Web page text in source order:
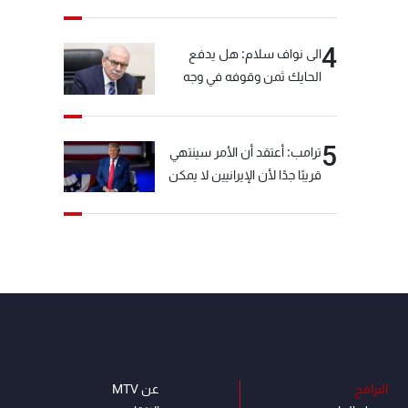
4الى نواف سلام: هل يدفع
الحايك ثمن وقوفه في وجه
5ترامب: أعتقد أن الأمر سينتهي
قريبًا جدًا لأن الإيرانيين لا يمكن
البرامج
عن MTV